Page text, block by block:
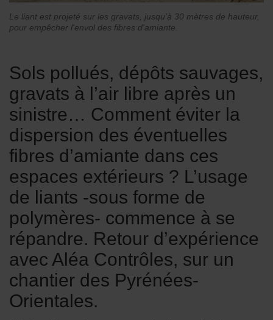
Le liant est projeté sur les gravats, jusqu'à 30 mètres de hauteur,
pour empêcher l'envol des fibres d'amiante.
Sols pollués, dépôts sauvages,
gravats à l’air libre après un
sinistre… Comment éviter la
dispersion des éventuelles
fibres d’amiante dans ces
espaces extérieurs ? L’usage
de liants -sous forme de
polymères- commence à se
répandre. Retour d’expérience
avec Aléa Contrôles, sur un
chantier des Pyrénées-
Orientales.